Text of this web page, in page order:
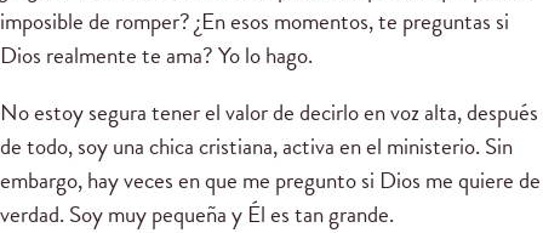
imposible de romper? ¿En esos momentos, te preguntas si
Dios realmente te ama? Yo lo hago.
No estoy segura tener el valor de decirlo en voz alta, después
de todo, soy una chica cristiana, activa en el ministerio. Sin
embargo, hay veces en que me pregunto si Dios me quiere de
verdad. Soy muy pequeña y Él es tan grande.